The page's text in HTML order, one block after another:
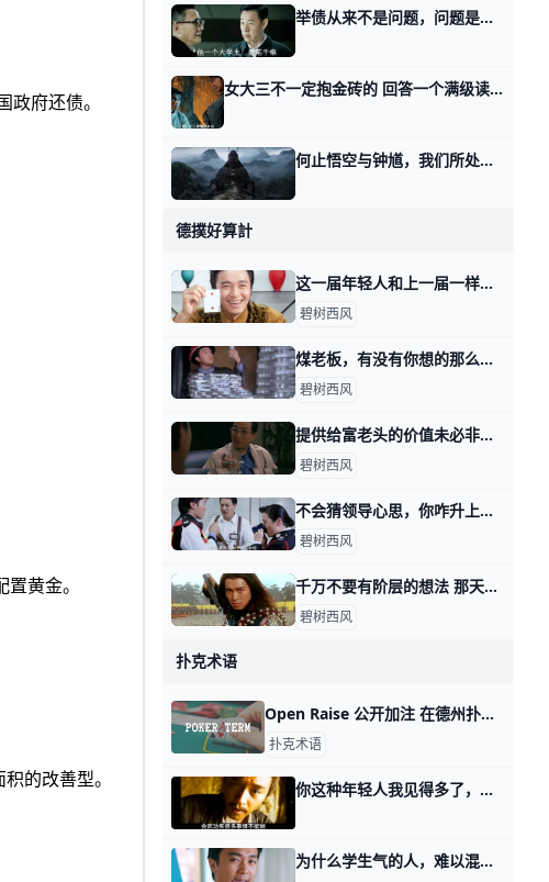
府还债。
黄金。
的改善型。
举债从来不是问题，问题是美国的经历教给我们哪些教训 接着昨天放水的话题，很多读者问我，你看，美国通过举债的方式，给全世界当需求引擎这么多年。 落下什么好了么？没有。今天的问题，都是这件事带来的。
女大三不一定抱金砖的 回答一个满级读者的问题。 这小伙很有意思，问了我一个事业与爱情交界处的两难问题。 他跟我讲了这么一件事。 他本人是码农，做游戏的，自己买了房，交了
何止悟空与钟馗，我们所处的世界，才是个黑神话 有读者理解不了我那天在分配与债务的周期律里面的讲的，欠债未必要还钱，未必该还钱。 是的，这的确有些脱离某些人朴素的价值观。 那我们今天试着把欠债
德撲好算計
这一届年轻人和上一届一样，遭遇一样，困惑也一样 那天我写这年头，该怎么赚钱时，有读者留言问我说： 怎么看这一届年轻人普遍抱怨机会变少，或者说，更多人身处耗材型工作当中这个事实？ 开门见山的回答
碧树西风
煤老板，有没有你想的那么嗨？ 那天我写，这年头该怎么赚钱时，有个读者留言说，他好想听听煤老板的故事。 在他的理解当中，煤老板是个很爽的群体，就是导演们感慨的，昔日的黄金时代
碧树西风
提供给富老头的价值未必非得是你自己身上的 那天我写这年头该怎么赚钱时，有个在美国工作的，副业做一对一家教的读者问，怎么打开富老头的圈子。 我说终归得提供价值，对方看得上的价值。 有其他读
碧树西风
不会猜领导心思，你咋升上去呢？ 那天我写这年头该怎么赚钱时，我说表演型的工作，很多人是不过滤的，简单说就是拿手下当小白鼠。 你自己去撞南墙吧。 有读者看了之后，感慨说，过滤干净
碧树西风
千万不要有阶层的想法 那天我写，这年头该怎么赚钱时，有读者留言问我说，可不可以认为那四种不同方式下，阶层有所抬升？ 首先，我纠正你一个想法，当然这个想法很普遍，就是
碧树西风
扑克术语
Open Raise 公开加注 在德州扑克中，「Open Raise」指的是在一轮下注中第一个主动加注的玩家。玩家们通常会根据手中的牌的价值和局势来决定是否进行加注，当一个玩
扑克术语
你这种年轻人我见得多了，读了几年书就以为可以吊打社会 有读者问了我一件非常有意思的事情。 那天我写的谋生话题，他读后非常认同，拿去和他的工友们探讨。 他本以为这些人会和他有相同的看法，但实则遭到很多
为什么学生气的人，难以混成功？ 那天我讲，个人财富是信息不对称决定的，以及如何闯过这其中的四关。 有读者留言问我，他不明白。 他不明白的是上位者为什么要做这样一系列的考察？为什